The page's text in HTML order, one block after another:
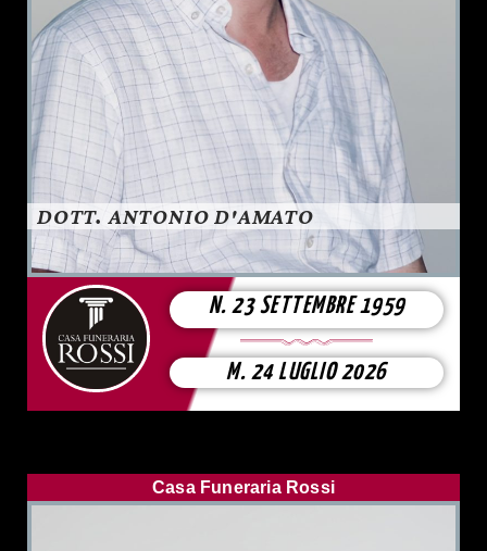
DOTT. ANTONIO D'AMATO
N. 23 SETTEMBRE 1959
M. 24 LUGLIO 2026
Casa Funeraria Rossi